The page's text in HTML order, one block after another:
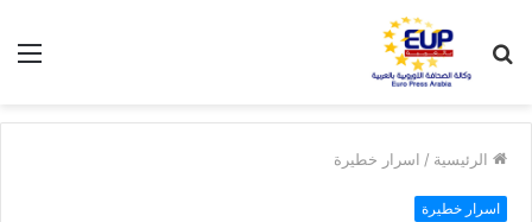
عن
الرئيسية / اسرار خطيرة
اسرار خطيرة